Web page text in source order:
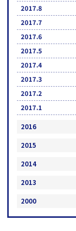
2017.8
2017.7
2017.6
2017.5
2017.4
2017.3
2017.2
2017.1
2016
2015
2014
2013
2000